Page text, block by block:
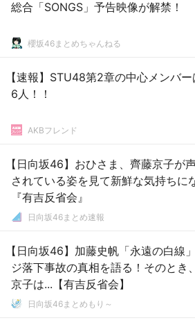
総合「SONGS」予告映像が解禁！
櫻坂46まとめちゃんねる
【速報】STU48第2章の中心メンバ
6人！！
AKBフレンド
【日向坂46】おひさま、齊藤京子が
されている姿を見て新鮮な気持ちに
『有吉反省会』
日向坂46まとめ速報
【日向坂46】加藤史帆「永遠の白線
ジ落下事故の真相を語る！そのとき
京子は...【有吉反省会】
日向坂46まとめもり～